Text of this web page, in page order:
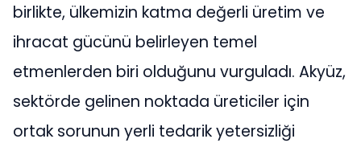
birlikte, ülkemizin katma değerli üretim ve
ihracat gücünü belirleyen temel
etmenlerden biri olduğunu vurguladı. Akyüz,
sektörde gelinen noktada üreticiler için
ortak sorunun yerli tedarik yetersizliği